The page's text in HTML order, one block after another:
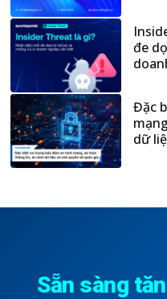
đe
Đặc
dữ
Sẵn sàng